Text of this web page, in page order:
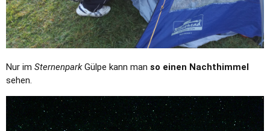
Nur im SternenparkGülpe kann man so einen Nachthimmel
sehen.